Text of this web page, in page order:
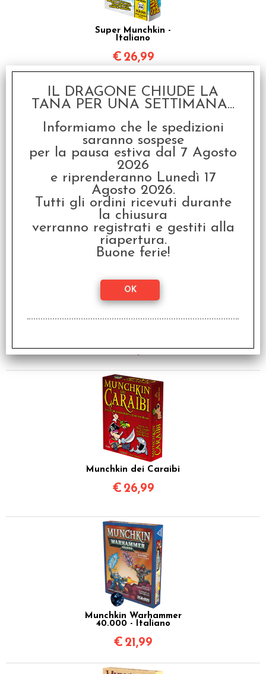
Super Munchkin -
Italiano
€ 26,99
Munchkin Zombi -
Italiano
€26,99
€26,99
Munchkin dei Caraibi
€ 26,99
Munchkin Warhammer
40.000 - Italiano
€ 21,99
IL DRAGONE CHIUDE LA
TANA PER UNA SETTIMANA...
Informiamo che le spedizioni
saranno sospese
per la pausa estiva dal 7 Agosto
2026
e riprenderanno Lunedì 17
Agosto 2026.
Tutti gli ordini ricevuti durante
la chiusura
verranno registrati e gestiti alla
riapertura.
Buone ferie!